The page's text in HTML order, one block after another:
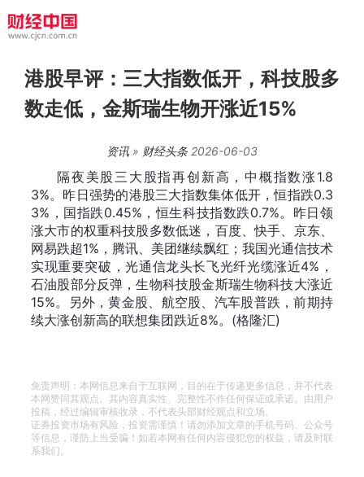
港股早评：三大指数低开，科技股多
数走低，金斯瑞生物开涨近15%
资讯 » 财经头条2026-06-03
隔夜美股三大股指再创新高，中概指数涨1.8
3%。昨日强势的港股三大指数集体低开，恒指跌0.3
3%，国指跌0.45%，恒生科技指数跌0.7%。昨日领
涨大市的权重科技股多数低迷，百度、快手、京东、
网易跌超1%，腾讯、美团继续飘红；我国光通信技术
实现重要突破，光通信龙头长飞光纤光缆涨近4%，
石油股部分反弹，生物科技股金斯瑞生物科技大涨近
15%。另外，黄金股、航空股、汽车股普跌，前期持
续大涨创新高的联想集团跌近8%。(格隆汇)
免责声明：本网信息来自于互联网，目的在于传递更多信息，并不代表
本网赞同其观点。其内容真实性、完整性不作任何保证或承诺。由用户
投稿，经过编辑审核收录，不代表头部财经观点和立场。
证券投资市场有风险，投资需谨慎！请勿添加文章的手机号码、公众号
等信息，谨防上当受骗！如若本网有任何内容侵犯您的权益，请及时联
系我们。